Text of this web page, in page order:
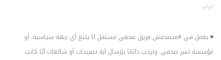
✅✅
◾️ يعمل في #متصدقش فريق صحفي مستقل لا يتبع أي جهة سياسية، أو
مؤسسة نشر صحفي. ونرحب دائمًا بإرسال أية تصريحات أو شائعات أيًا كانت